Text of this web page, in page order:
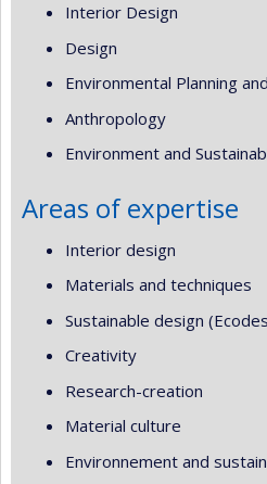
Interior Design
Design
Environmental Planning
Anthropology
Environment and
Areas of expertise
Interior design
Materials and techniques
Sustainable design
Creativity
Research-creation
Material culture
Environnement and